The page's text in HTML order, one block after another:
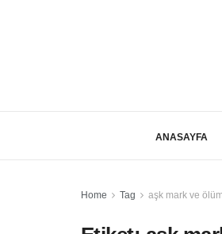
ANASAYFA
Home Tag aşk mark ve ölüm